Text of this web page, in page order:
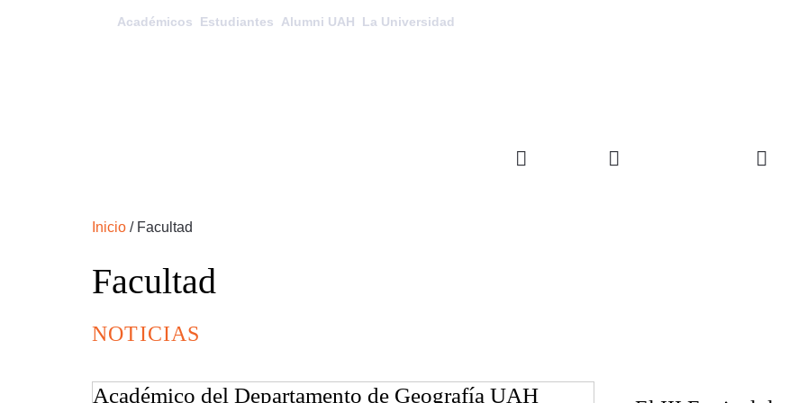
Académicos Estudiantes Alumni UAH La Universidad
Inicio / Facultad
Facultad
NOTICIAS
Académico del Departamento de Geografía UAH